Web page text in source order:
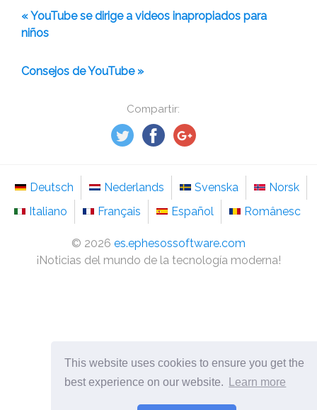
This website uses cookies to ensure you get the
best experience on our website.
Learn more
Compartir:
« YouTube se dirige a videos inapropiados para
niños
Consejos de YouTube »
Deutsch Nederlands Svenska
Norsk
Italiano
Français Español Românesc
© 2026 es.ephesossoftware.com
¡Noticias del mundo de la tecnología moderna!